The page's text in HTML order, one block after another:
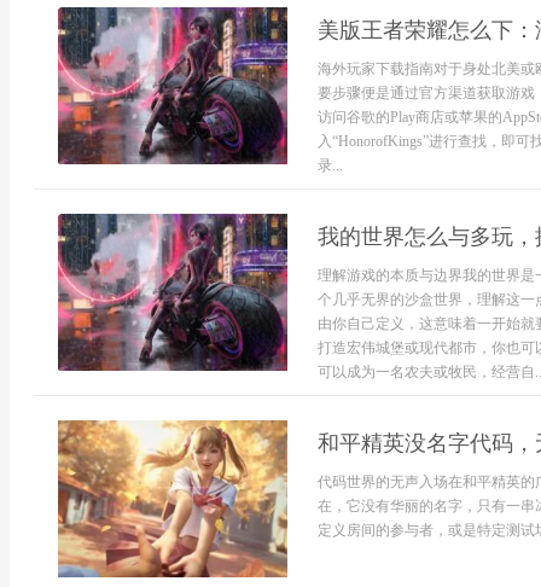
美版王者荣耀怎么下
海外玩家下载指南对于身处北美或
要步骤便是通过官方渠道获取游
访问谷歌的Play商店或苹果的
入“HonorofKings”进行查找，即
录...
我的世界怎么与多玩
理解游戏的本质与边界我的世界
个几乎无界的沙盒世界，理解这
由你自己定义，这意味着一开始
打造宏伟城堡或现代都市，你也
可以成为一名农夫或牧民，经营自
和平精英没名字代码
代码世界的无声入场在和平精英
在，它没有华丽的名字，只有一
定义房间的参与者，或是特定测试